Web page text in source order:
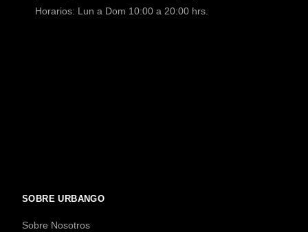
Horarios: Lun a Dom 10:00 a 20:00 hrs.
SOBRE URBANGO
Sobre Nosotros